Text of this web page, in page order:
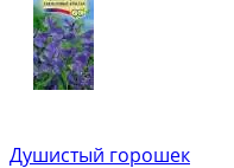
Душистый горошек